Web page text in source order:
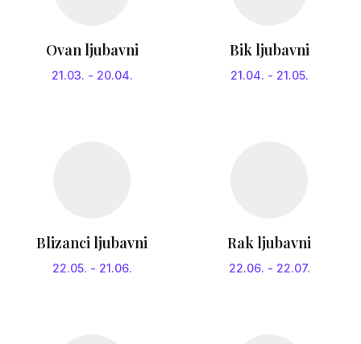
Ovan ljubavni
21.03. - 20.04.
Bik ljubavni
21.04. - 21.05.
Blizanci ljubavni
22.05. - 21.06.
Rak ljubavni
22.06. - 22.07.